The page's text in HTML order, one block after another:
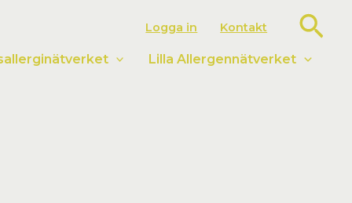
Logga in Kontakt Sök
Lilla Allergennätverket